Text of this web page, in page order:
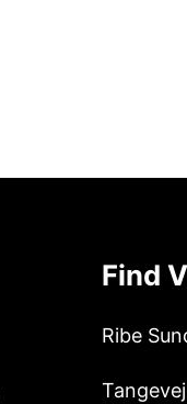
Find
Ribe